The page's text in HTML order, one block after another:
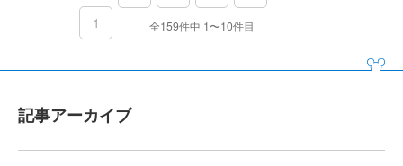
1 全159件中 1〜10件目
記事アーカイブ